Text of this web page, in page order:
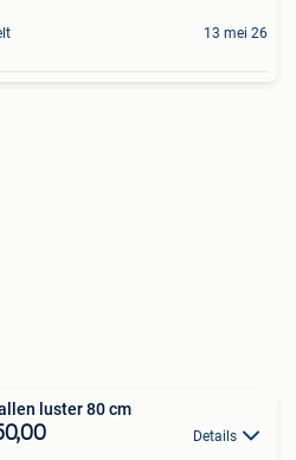
13 mei 26
luster 80 cm
Details